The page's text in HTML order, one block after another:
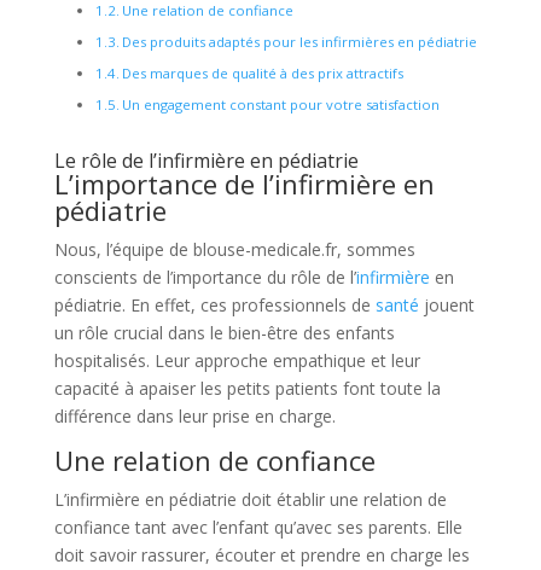
Une relation de confiance
Des produits adaptés pour les infirmières en pédiatrie
Des marques de qualité à des prix attractifs
Un engagement constant pour votre satisfaction
Le rôle de l’infirmière en pédiatrie
L’importance de l’infirmière en
pédiatrie
Nous, l’équipe de blouse-medicale.fr, sommes
conscients de l’importance du rôle de l’infirmière en
pédiatrie. En effet, ces professionnels de santé jouent
un rôle crucial dans le bien-être des enfants
hospitalisés. Leur approche empathique et leur
capacité à apaiser les petits patients font toute la
différence dans leur prise en charge.
Une relation de confiance
L’infirmière en pédiatrie doit établir une relation de
confiance tant avec l’enfant qu’avec ses parents. Elle
doit savoir rassurer, écouter et prendre en charge les